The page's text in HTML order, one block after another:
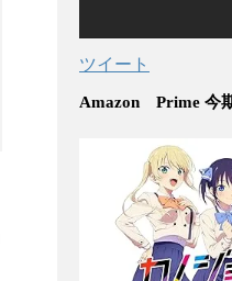
ツイート
Amazon Prime 今